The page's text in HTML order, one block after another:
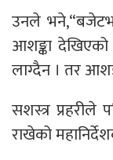
उनले
आशङ्का
लाग्दैन । तर
सशस्त्र प्रहरीले
राखेको